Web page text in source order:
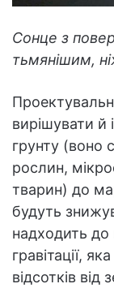
Сонце з
тьмянішим,
вирішувати й
грунту (воно
рослин,
тварин) до
будуть
надходить до
гравітації,
відсотків від